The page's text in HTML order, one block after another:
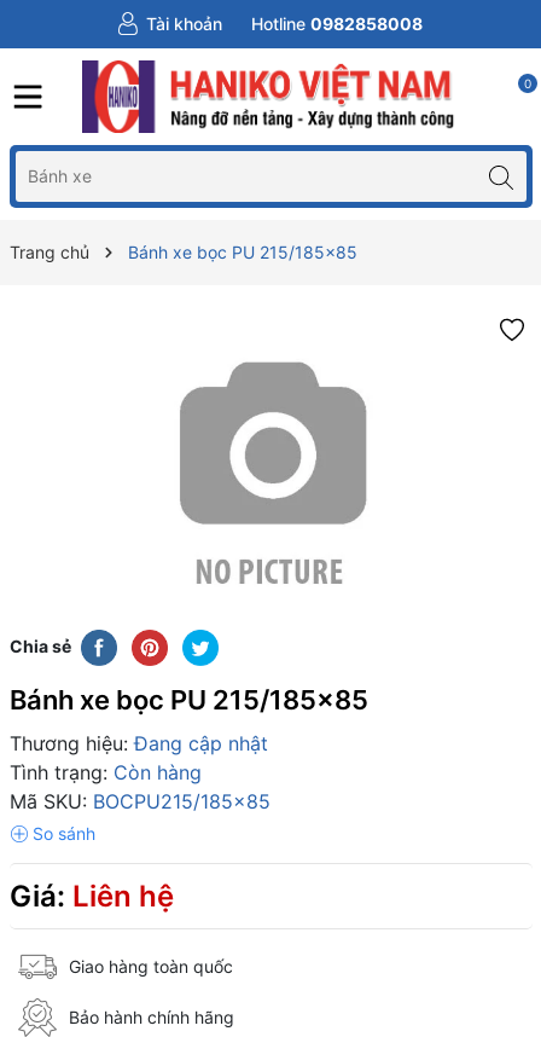
Tài khoản Hotline 0982858008
0
Trang chủ Bánh xe bọc PU 215/185x85
Chia sẻ
Bánh xe bọc PU 215/185x85
Thương hiệu: Đang cập nhật
Tình trạng: Còn hàng
Mã SKU: BOCPU215/185x85
Giá: Liên hệ
Giao hàng toàn quốc
Bảo hành chính hãng